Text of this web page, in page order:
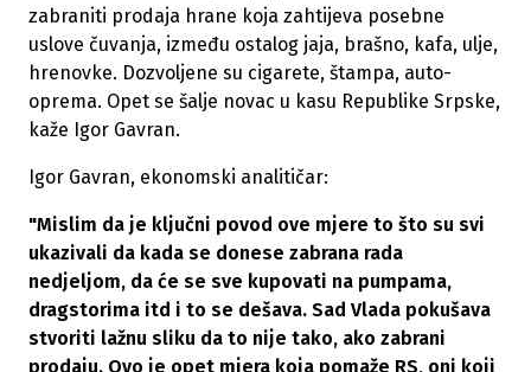
zabraniti prodaja hrane koja zahtijeva posebne
uslove čuvanja, između ostalog jaja, brašno, kafa, ulje,
hrenovke. Dozvoljene su cigarete, štampa, auto-
oprema. Opet se šalje novac u kasu Republike Srpske,
kaže Igor Gavran.
Igor Gavran, ekonomski analitičar:
"Mislim da je ključni povod ove mjere to što su svi
ukazivali da kada se donese zabrana rada
nedjeljom, da će se sve kupovati na pumpama,
dragstorima itd i to se dešava. Sad Vlada pokušava
stvoriti lažnu sliku da to nije tako, ako zabrani
prodaju. Ovo je opet mjera koja pomaže RS, oni koji